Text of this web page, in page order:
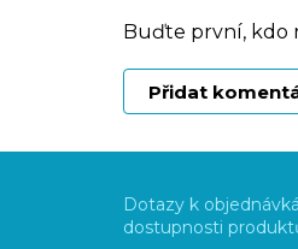
Buďte první, kdo
Přidat
Dotazy k
dostupnosti